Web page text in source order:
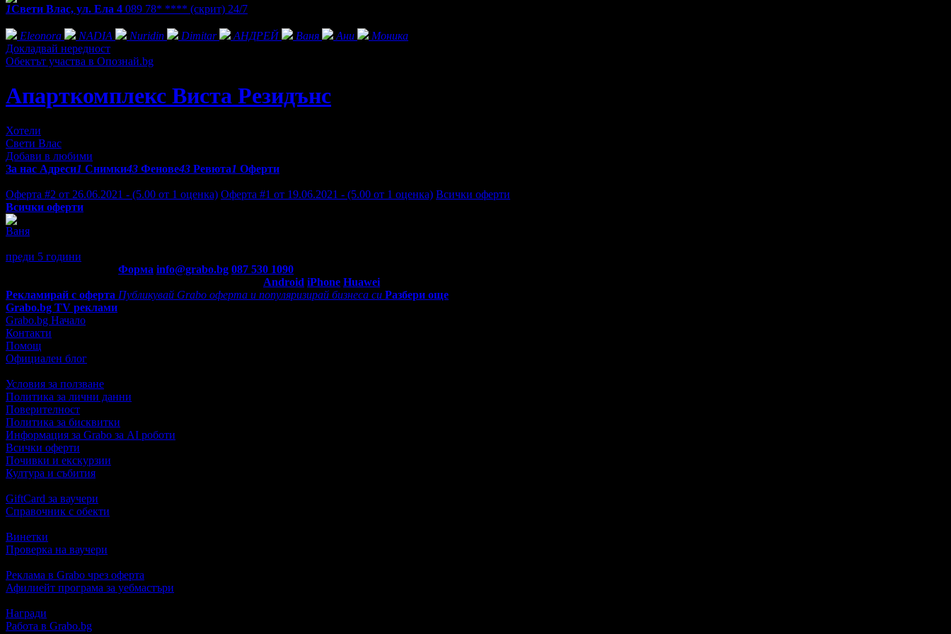
1Свети Влас, ул. Ела 4 089 78* **** (скрит) 24/7
Eleonora
NADIA Nuridin Dimitar АНДРЕЙ Ваня Ани
Моника
Докладвай нередност
Обектът участва в Опознай.bg
Апарткомплекс Виста Резидънс
Хотели
Свети Влас
Добави в любими
За нас Адреси1 Снимки43 Фенове43 Ревюта1 Оферти
Оферта #2 от 26.06.2021 - (5.00 от 1 оценка) Оферта #1 от 19.06.2021 - (5.00 от 1 оценка) Всички оферти
Всички оферти
Ваня
преди 5 години
Форма info@grabo.bg 087 530 1090
Android iPhone Huawei
Рекламирай с оферта Публикувай Grabo оферта и популяризирай бизнеса си Разбери още
Grabo.bg TV реклами
Grabo.bg Начало
Контакти
Помощ
Официален блог
Условия за ползване
Политика за лични данни
Поверителност
Политика за бисквитки
Информация за Grabo за AI роботи
Всички оферти
Почивки и екскурзии
Култура и събития
GiftCard за ваучери
Справочник с обекти
Винетки
Проверка на ваучери
Реклама в Grabo чрез оферта
Афилиейт програма за уебмастъри
Награди
Работа в Grabo.bg